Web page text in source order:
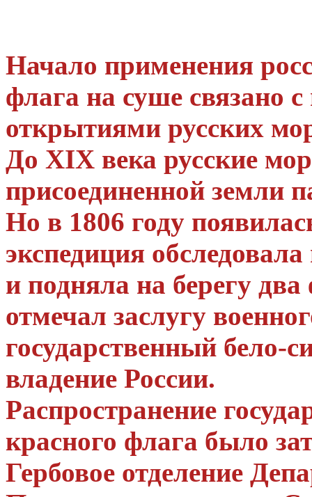
Начало применения
флага на суше связано
открытиями русских
До XIX века русские
присоединенной земли
Но в 1806 году
экспедиция
и подняла на берегу
отмечал заслугу
государственный бело-
владение России.
Распространение
красного флага было
Гербовое отделение